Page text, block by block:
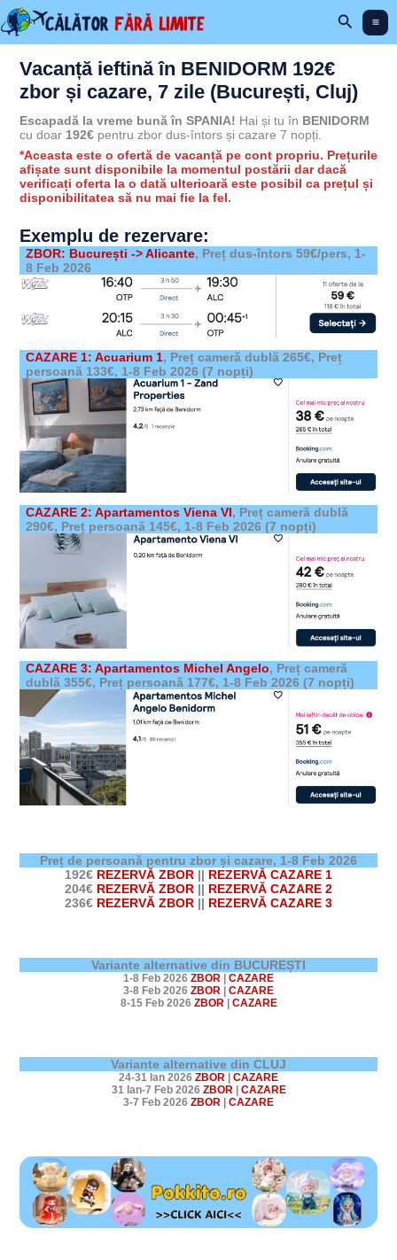
Skip
to
content
Search
Vacanță ieftină în BENIDORM 192€
zbor și cazare, 7 zile (București, Cluj)
Escapadă la vreme bună în SPANIA! Hai și tu în BENIDORM
cu doar 192€pentru zbor dus-întors și cazare 7 nopți.
*Aceasta este o ofertă de vacanță pe cont propriu. Prețurile
afișate sunt disponibile la momentul postării dar dacă
verificați oferta la o dată ulterioară este posibil ca prețul și
disponibilitatea să nu mai fie la fel.
Exemplu de rezervare:
ZBOR: București -> Alicante, Preț dus-întors 59€/pers, 1-
8 Feb 2026
CAZARE 1: Acuarium 1, Preț cameră dublă 265€, Preț
persoană 133€, 1-8 Feb 2026(7 nopți)
CAZARE 2: Apartamentos Viena VI, Preț cameră dublă
290€, Preț persoană 145€, 1-8 Feb 2026(7 nopți)
CAZARE 3: Apartamentos Michel Angelo, Preț cameră
dublă 355€, Preț persoană 177€, 1-8 Feb 2026(7 nopți)
Preț de persoană pentru zbor și cazare, 1-8 Feb 2026
192€ REZERVĂ ZBOR || REZERVĂ CAZARE 1
204€ REZERVĂ ZBOR || REZERVĂ CAZARE 2
236€ REZERVĂ ZBOR || REZERVĂ CAZARE 3
Variante alternative din BUCUREȘTI
1-8 Feb 2026 ZBOR
CAZARE
3-8 Feb 2026 ZBOR
CAZARE
8-15 Feb 2026 ZBOR| CAZARE
Variante alternative din CLUJ
24-31 Ian 2026 ZBOR
CAZARE
31 Ian-7 Feb 2026 ZBOR| CAZARE
3-7 Feb 2026 ZBOR CAZARE